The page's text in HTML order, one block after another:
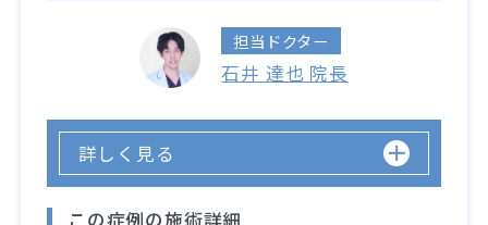
担当ドクター
石井 達也 院長
詳しく見る
この症例の施術詳細